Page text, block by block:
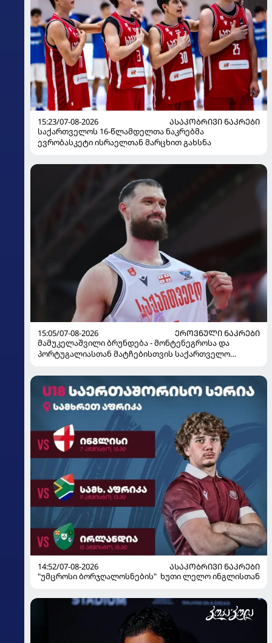
15:23/07-08-2026
ᲐᲡᲐᲙᲝᲑᲠᲘᲕᲘ ᲜᲐᲙᲠᲔᲑᲘ
საქართველოს 16-წლამდელთა ნაკრებმა
ევრობასკეტი ისრაელთან მარცხით გახსნა
15:05/07-08-2026
ᲔᲠᲝᲕᲜᲣᲚᲘ ᲜᲐᲙᲠᲔᲑᲘ
მამუკელაშვილი ბრუნდება - მონტენეგროსა და
პორტუგალიასთან მატჩებისთვის საქართველო
14:52/07-08-2026
ᲐᲡᲐᲙᲝᲑᲠᲘᲕᲘ ᲜᲐᲙᲠᲔᲑᲘ
"უმცროსი ბორჯღალოსნების" ხუთი ლელო ინგლისთან